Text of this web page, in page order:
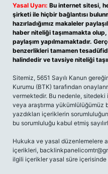
Yasal Uyarı: Bu internet sitesi,
şirketi ile hiçbir bağlantısı
hazırladığımız makaleler
haber niteliği taşımamakta
paylaşım yapılmamaktadır.
benzerlikleri tamamen
halindedir ve tavsiye niteliği
Sitemiz, 5651 Sayılı Kanun
Kurumu (BTK) tarafından
vermektedir. Bu nedenle,
veya araştırma yükümlülüğümüz
yazdıkları içeriklerin
bu sorumluluğu kabul etmiş
Hukuka ve yasal düzenlemelere
içerikleri,
ilgili içerikler yasal süre içerisinde